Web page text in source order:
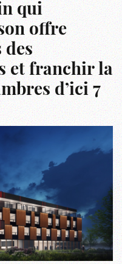
qui
offre
des
et franchir la
d’ici 7